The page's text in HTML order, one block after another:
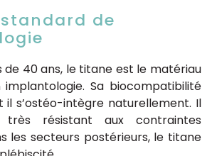
de
de 40 ans, le titane est le matériau
Sa biocompatibilité
il s’ostéo-intègre naturellement. Il
résistant aux contraintes
les secteurs postérieurs, le titane